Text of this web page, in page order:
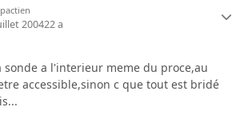
200422 a
sonde a l'interieur meme du proce,au
accessible,sinon c que tout est bridé